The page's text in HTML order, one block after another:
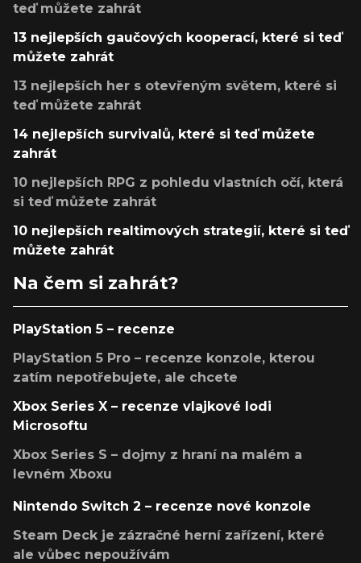
teď můžete zahrát
13 nejlepších gaučových kooperací, které si teď
můžete zahrát
13 nejlepších her s otevřeným světem, které si
teď můžete zahrát
14 nejlepších survivalů, které si teď můžete
zahrát
10 nejlepších RPG z pohledu vlastních očí, která
si teď můžete zahrát
10 nejlepších realtimových strategií, které si teď
můžete zahrát
Na čem si zahrát?
PlayStation 5 – recenze
PlayStation 5 Pro – recenze konzole, kterou
zatím nepotřebujete, ale chcete
Xbox Series X – recenze vlajkové lodi
Microsoftu
Xbox Series S – dojmy z hraní na malém a
levném Xboxu
Nintendo Switch 2 – recenze nové konzole
Steam Deck je zázračné herní zařízení, které
ale vůbec nepoužívám